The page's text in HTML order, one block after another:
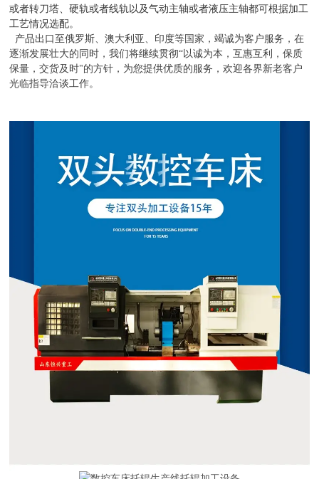
或者转刀塔、硬轨或者线轨以及气动主轴或者液压主轴都可根据加工
工艺情况选配。
产品出口至俄罗斯、澳大利亚、印度等国家，竭诚为客户服务，在
逐渐发展壮大的同时，我们将继续贯彻“以诚为本，互惠互利，保质
保量，交货及时"的方针，为您提供优质的服务，欢迎各界新老客户
光临指导洽谈工作。